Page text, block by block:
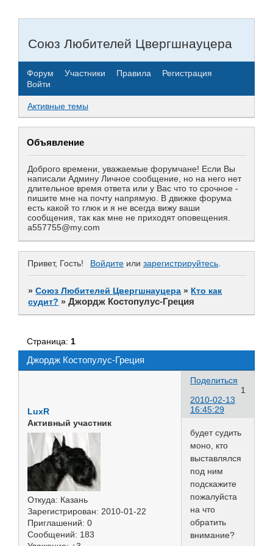
Союз Любителей Цвергшнауцера
Форум Участники Правила
Регистрация
Войти
Активные темы
Объявление
Доброго времени, уважаемые форумчане! Если Вы
написали Админу Личное сообщение, но на него нет
длительное время ответа или у Вас что то срочное -
пишите мне на почту напрямую. В движке форума
есть какой то глюк и я не всегда вижу ваши
сообщения, так как мне не приходят оповещения.
a557755@my.com
Привет, Гость! Войдите или зарегистрируйтесь.
»Союз Любителей Цвергшнауцера » Кто как
судит? »Джордж Костопулус-Греция
Джордж Костопулус-Греция
Страница: 1
Поделиться
1
2010-02-13
16:45:29
LuxR
Активный участник
Откуда: Казань
Зарегистрирован: 2010-01-22
Приглашений: 0
Сообщений: 183
будет судить
моно, кто
выставлялся
под ним
подскажите
пожалуйста
на что
обратить
внимание?